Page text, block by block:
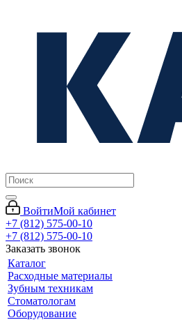
ВойтиМой кабинет
+7 (812) 575-00-10
+7 (812) 575-00-10
Заказать звонок
Каталог
Расходные материалы
Зубным техникам
Стоматологам
Оборудование